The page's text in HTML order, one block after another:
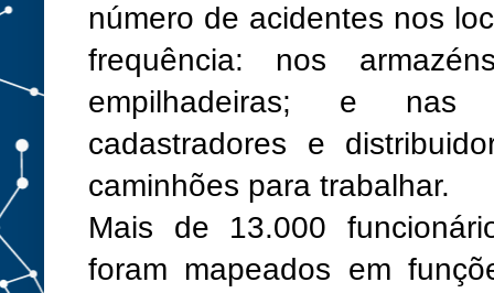
número de acidentes nos
frequência: nos
empilhadeiras; e nas
cadastradores e
caminhões para trabalhar.
Mais de 13.000
foram mapea­dos em